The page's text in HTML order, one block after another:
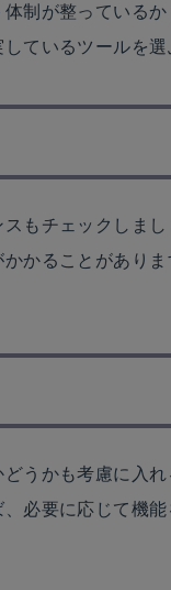
制が整っている
ているツールを選
もチェックしま
かることがあり
うかも考慮に入
必要に応じて機能